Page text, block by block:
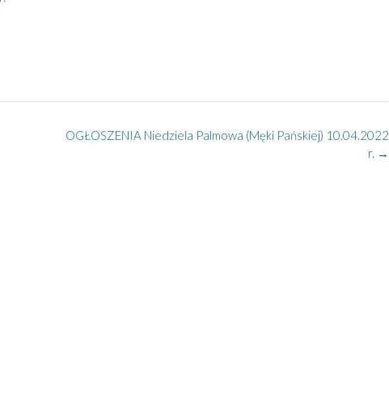
OGŁOSZENIA Niedziela Palmowa (Męki Pańskiej) 10.04.2022
r. →